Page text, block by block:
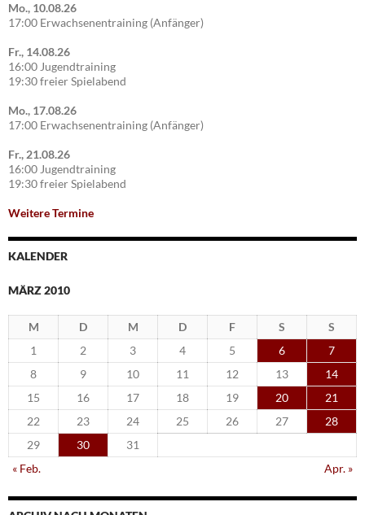
Mo., 10.08.26
17:00 Erwachsenentraining (Anfänger)
Fr., 14.08.26
16:00 Jugendtraining
19:30 freier Spielabend
Mo., 17.08.26
17:00 Erwachsenentraining (Anfänger)
Fr., 21.08.26
16:00 Jugendtraining
19:30 freier Spielabend
Weitere Termine
KALENDER
MÄRZ 2010
M D M D F S
S
1
2 3 4 5 6
7
8
9 10 11 12 13
14
15
16 17 18 19 20
21
22
23 24 25 26 27
28
29
30
31
« Feb.
Apr. »